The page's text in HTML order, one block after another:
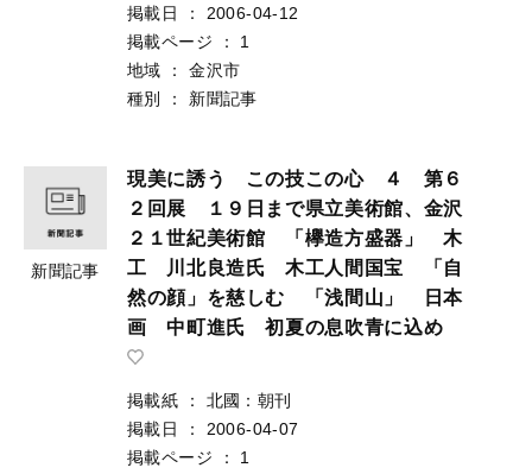
掲載日
：
2006-04-12
掲載ページ
：
1
地域
：
金沢市
種別
： 新聞記事
新聞記事
現美に誘う この技この心 ４ 第６
２回展 １９日まで県立美術館、金沢
２１世紀美術館 「欅造方盛器」 木
工 川北良造氏 木工人間国宝 「自
然の顔」を慈しむ 「浅間山」 日本
画 中町進氏 初夏の息吹青に込め
掲載紙 ：
北國：朝刊
掲載日
：
2006-04-07
掲載ページ
：
1